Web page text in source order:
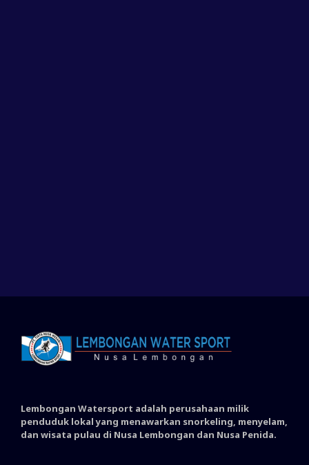
Lembongan Watersport adalah perusahaan milik
penduduk lokal yang menawarkan snorkeling, menyelam,
dan wisata pulau di Nusa Lembongan dan Nusa Penida.